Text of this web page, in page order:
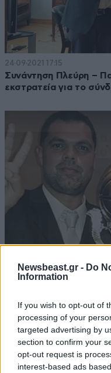
Newsbeast.gr - Do
Information
If you wish to opt-out of
processing of your
targeted advertising by
section to confirm your
opt-out request is
interest-based ads
24·09·2021 17:15
Συνάντηση Πλεύρη –
εκστρατεία για το
15·09·2021 11:22
είπα για το Άσπεργκερ